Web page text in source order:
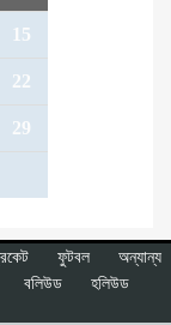
15
22
29
ফুটবল
অন্যান্য
বলিউড
হলিউড